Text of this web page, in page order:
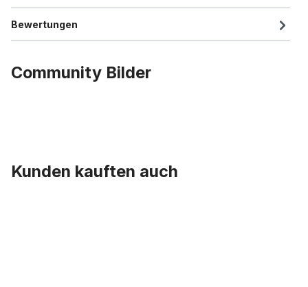
Bewertungen
Community Bilder
Kunden kauften auch